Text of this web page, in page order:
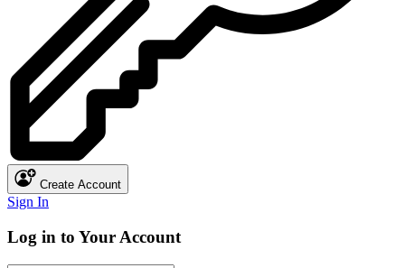
Create Account
Sign In
Log in to Your Account